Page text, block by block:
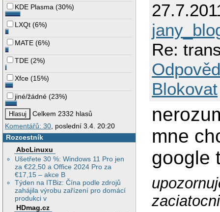
KDE Plasma (30%)
LXQt (6%)
MATE (6%)
TDE (2%)
Xfce (15%)
jiné/žádné (23%)
Celkem 2332 hlasů
Komentářů: 30, poslední 3.4. 20:20
Rozcestník
AbcLinuxu
Ušetřete 30 %: Windows 11 Pro jen
za €22,50 a Office 2024 Pro za
€17,15 – akce B
Týden na ITBiz: Čína podle zdrojů
zahájila výrobu zařízení pro domácí
produkci v
HDmag.cz
Re:
Blokovat
mne
google